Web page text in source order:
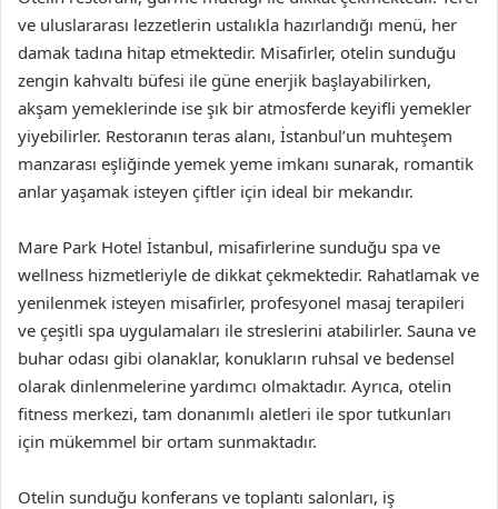
ve uluslararası lezzetlerin ustalıkla hazırlandığı menü, her
damak tadına hitap etmektedir. Misafirler, otelin sunduğu
zengin kahvaltı büfesi ile güne enerjik başlayabilirken,
akşam yemeklerinde ise şık bir atmosferde keyifli yemekler
yiyebilirler. Restoranın teras alanı, İstanbul’un muhteşem
manzarası eşliğinde yemek yeme imkanı sunarak, romantik
anlar yaşamak isteyen çiftler için ideal bir mekandır.
Mare Park Hotel İstanbul, misafirlerine sunduğu spa ve
wellness hizmetleriyle de dikkat çekmektedir. Rahatlamak ve
yenilenmek isteyen misafirler, profesyonel masaj terapileri
ve çeşitli spa uygulamaları ile streslerini atabilirler. Sauna ve
buhar odası gibi olanaklar, konukların ruhsal ve bedensel
olarak dinlenmelerine yardımcı olmaktadır. Ayrıca, otelin
fitness merkezi, tam donanımlı aletleri ile spor tutkunları
için mükemmel bir ortam sunmaktadır.
Otelin sunduğu konferans ve toplantı salonları, iş